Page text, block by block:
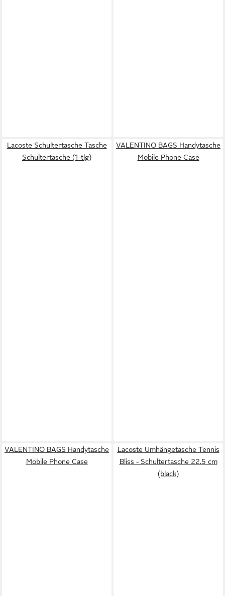
Lacoste Schultertasche Tasche
Schultertasche (1-tlg)
VALENTINO BAGS Handytasche
Mobile Phone Case
VALENTINO BAGS Handytasche
Mobile Phone Case
Lacoste Umhängetasche Tennis
Bliss - Schultertasche 22.5 cm
(black)